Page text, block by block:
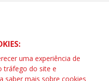
uma experiência de
tráfego do site e
saber mais sobre cookies